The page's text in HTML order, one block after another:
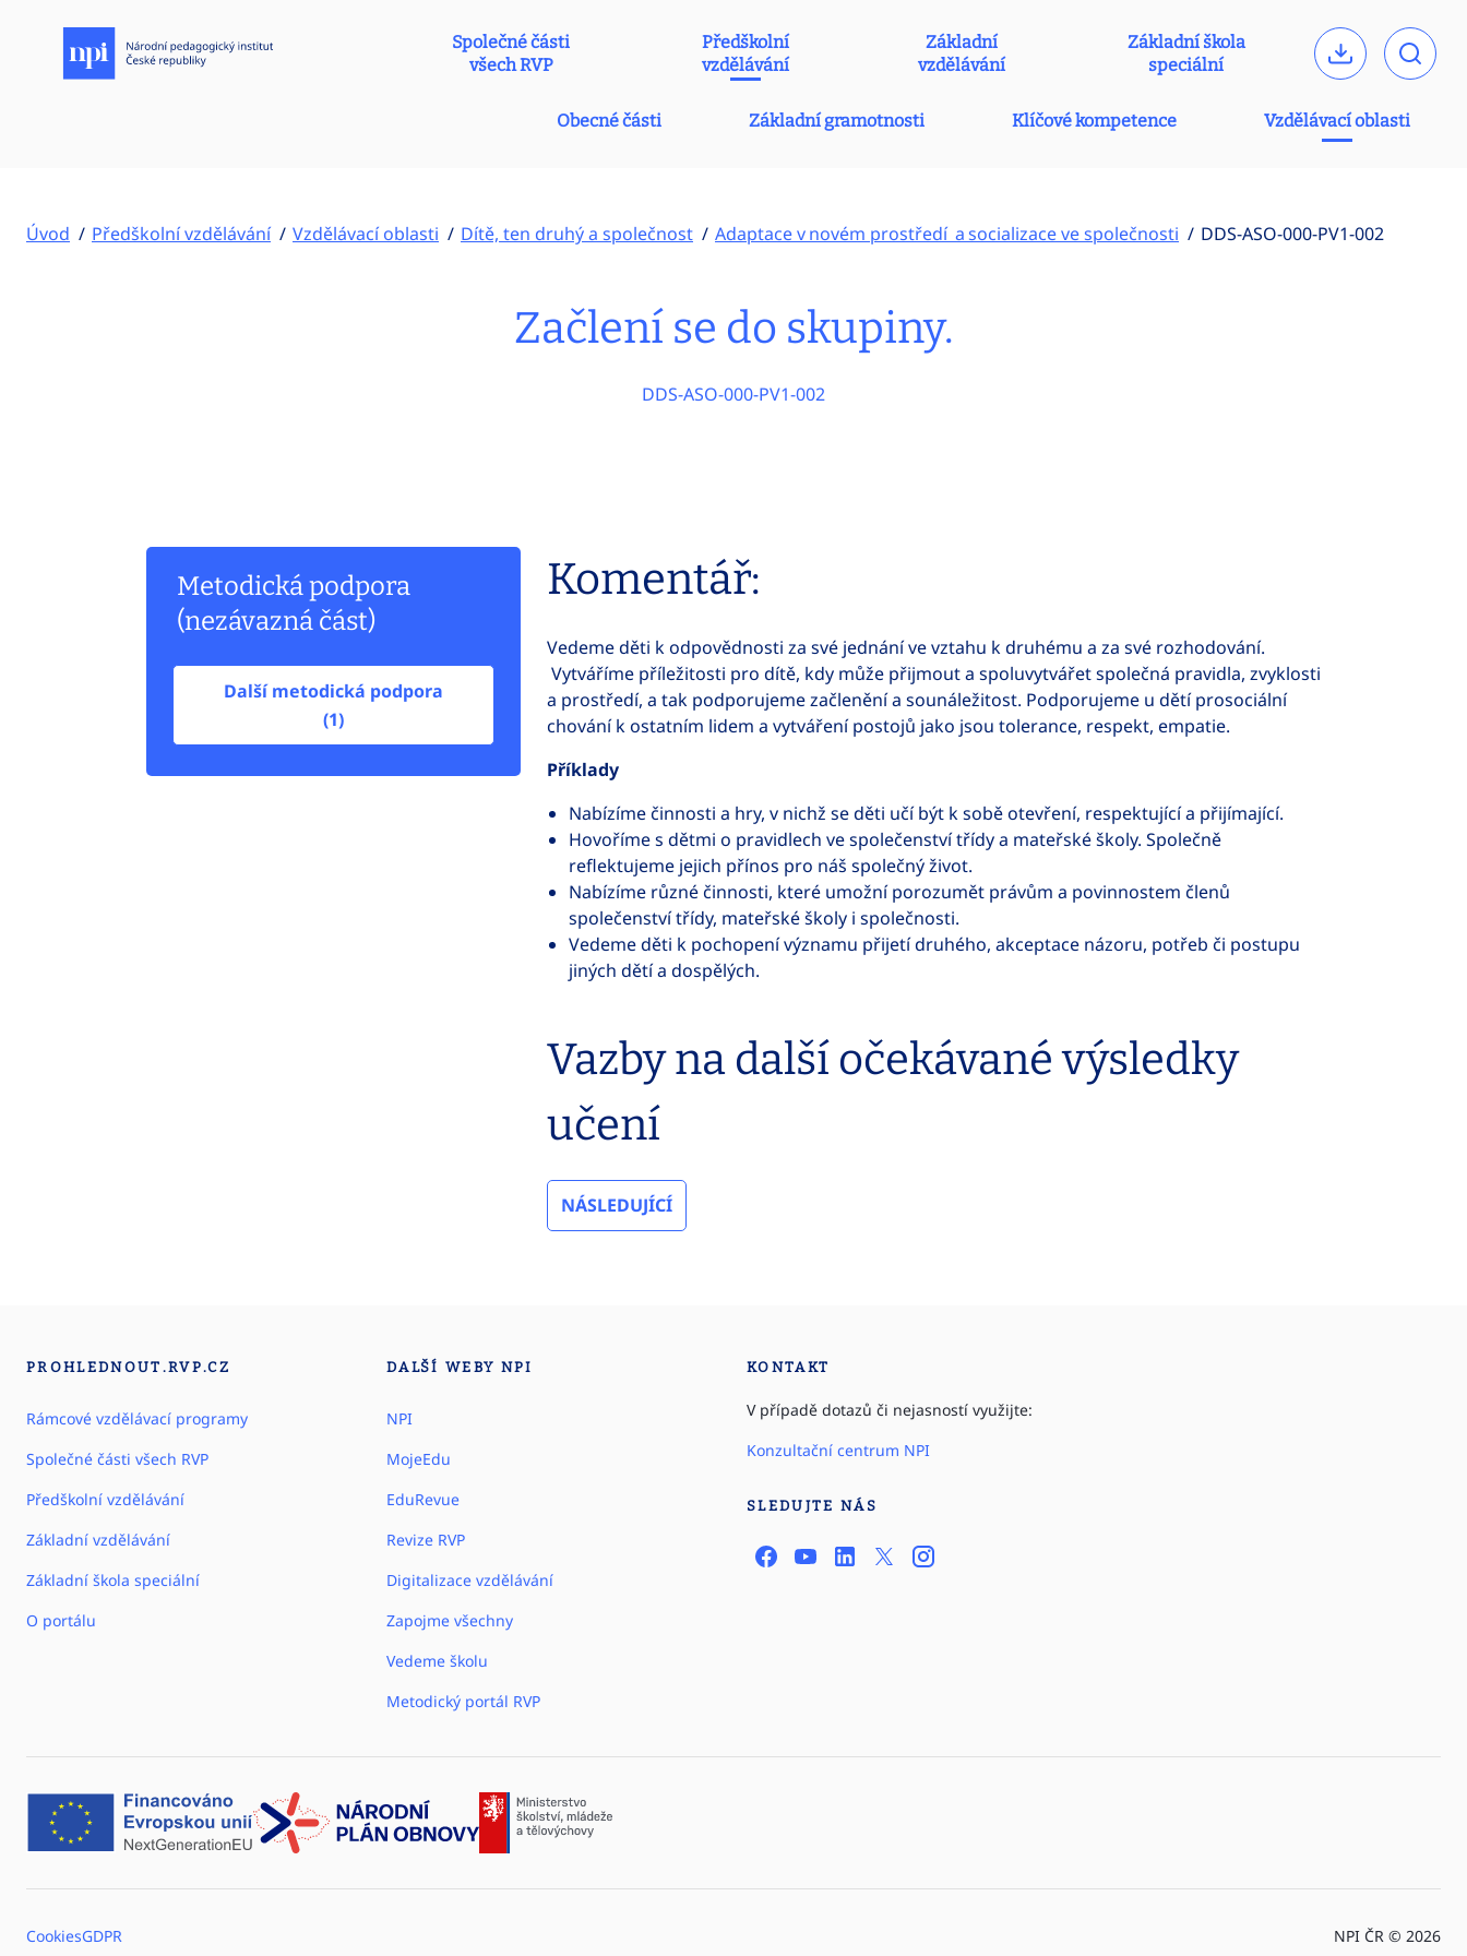
Společné části
všech RVP
Předškolní
vzdělávání
Základní
vzdělávání
Základní škola
speciální
Obecné části Základní gramotnosti Klíčové kompetence Vzdělávací oblasti
Úvod Předškolní vzdělávání Vzdělávací oblasti Dítě, ten druhý a společnost Adaptace v novém prostředí a socializace ve společnosti DDS-ASO-000-PV1-002
Začlení se do skupiny.
DDS-ASO-000-PV1-002
Metodická podpora
(nezávazná část)
Další metodická podpora
(1)
Komentář:
Vedeme děti k odpovědnosti za své jednání ve vztahu k druhému a za své rozhodování.
Vytváříme příležitosti pro dítě, kdy může přijmout a spoluvytvářet společná pravidla, zvyklosti
a prostředí, a tak podporujeme začlenění a sounáležitost. Podporujeme u dětí prosociální
chování k ostatním lidem a vytváření postojů jako jsou tolerance, respekt, empatie.
Příklady
Nabízíme činnosti a hry, v nichž se děti učí být k sobě otevření, respektující a přijímající.
Hovoříme s dětmi o pravidlech ve společenství třídy a mateřské školy. Společně
reflektujeme jejich přínos pro náš společný život.
Nabízíme různé činnosti, které umožní porozumět právům a povinnostem členů
společenství třídy, mateřské školy i společnosti.
Vedeme děti k pochopení významu přijetí druhého, akceptace názoru, potřeb či postupu
jiných dětí a dospělých.
Vazby na další očekávané výsledky
učení
NÁSLEDUJÍCÍ
PROHLEDNOUT.RVP.CZ
Rámcové vzdělávací programy
Společné části všech RVP
Předškolní vzdělávání
Základní vzdělávání
Základní škola speciální
O portálu
DALŠÍ WEBY NPI
NPI
MojeEdu
EduRevue
Revize RVP
Digitalizace vzdělávání
Zapojme všechny
Vedeme školu
Metodický portál RVP
KONTAKT
V případě dotazů či nejasností využijte:
Konzultační centrum NPI
SLEDUJTE NÁS
CookiesGDPR NPI ČR © 2026